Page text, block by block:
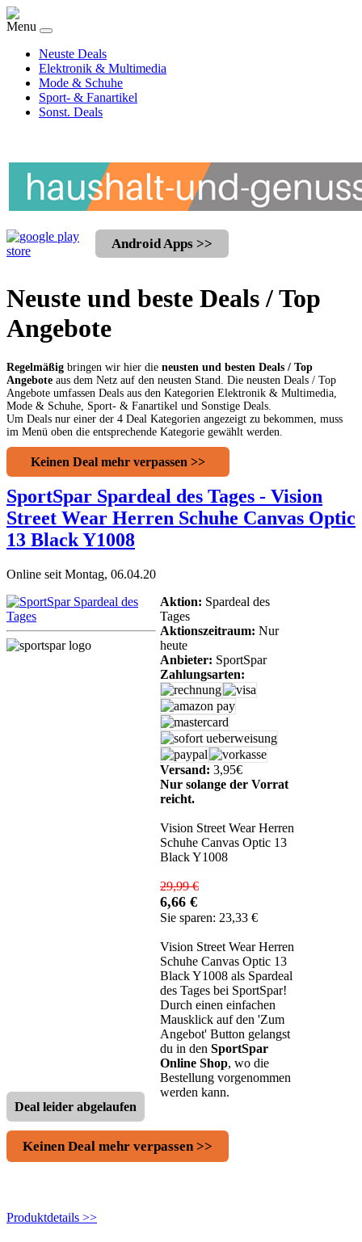
Menu
Neuste Deals
Elektronik & Multimedia
Mode & Schuhe
Sport- & Fanartikel
Sonst. Deals
Android Apps >>
Neuste und beste Deals / Top
Angebote
Regelmäßig bringen wir hier die neusten und besten Deals / Top
Angebote aus dem Netz auf den neusten Stand. Die neusten Deals / Top
Angebote umfassen Deals aus den Kategorien Elektronik & Multimedia,
Mode & Schuhe, Sport- & Fanartikel und Sonstige Deals.
Um Deals nur einer der 4 Deal Kategorien angezeigt zu bekommen, muss
im Menü oben die entsprechende Kategorie gewählt werden.
Keinen Deal mehr verpassen >>
SportSpar Spardeal des Tages - Vision
Street Wear Herren Schuhe Canvas Optic
13 Black Y1008
Online seit Montag, 06.04.20
Aktion: Spardeal des
Tages
Aktionszeitraum: Nur
heute
Anbieter: SportSpar
Zahlungsarten:
Versand: 3,95€
Nur solange der Vorrat
reicht.
Vision Street Wear Herren
Schuhe Canvas Optic 13
Black Y1008
29,99 €
6,66 €
Sie sparen: 23,33 €
Vision Street Wear Herren
Schuhe Canvas Optic 13
Black Y1008 als Spardeal
des Tages bei SportSpar!
Durch einen einfachen
Mausklick auf den 'Zum
Angebot' Button gelangst
du in den SportSpar
Online Shop, wo die
Bestellung vorgenommen
werden kann.
Deal leider abgelaufen
Keinen Deal mehr verpassen >>
Produktdetails >>